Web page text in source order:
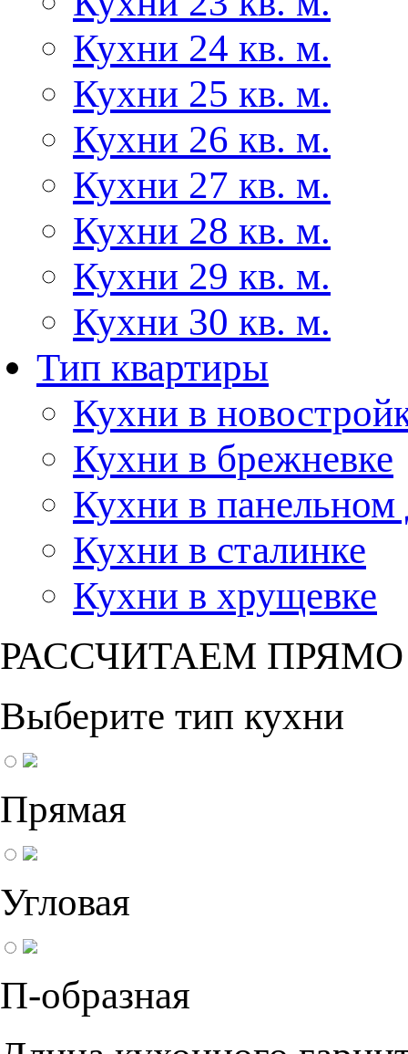
Кухни 24 кв. м.
Кухни 25 кв. м.
Кухни 26 кв. м.
Кухни 27 кв. м.
Кухни 28 кв. м.
Кухни 29 кв. м.
Кухни 30 кв. м.
Тип квартиры
Кухни в
Кухни в брежневке
Кухни в панельном
Кухни в сталинке
Кухни в хрущевке
РАССЧИТАЕМ
Выберите тип кухни
Прямая
Угловая
П-образная